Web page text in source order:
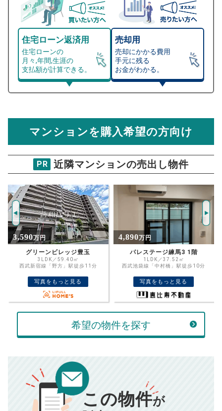
住宅ローン返済用
住宅ローンの
月々,年間,生涯の
支払額が計算できる。
売却用
売却にかかる費用
手元に残る
お金がわかる。
総支払額シミュレーション
計算できます。
物件価格
万円
ご希望の
返済期間
年
住宅ローン
金利
%
ボーナス
返済金額
万円
万円
返済シミュレーション計算結果
毎月の支払額 834
マンション売却シミュレーター
から売却にかかる諸経費が自動で算出され、手元に残る
金額がわかります。
クレストフォルム氷川台
試算条件 65㎡・3階
推定売却価格：5842
資金計画のために査定額や希望売却価
格を入力して活用するのもおすすめ◎
売却価格
万円
計算する
00万円
■仲介手数料／ 00万円
■売買契約書印紙／ 0
マンションを購入希望の方向け
PR 近隣マンションの売出し物件
4,890万円
パレステージ練馬3 1階
1LDK／37.52㎡
西武池袋線「中村橋」駅徒歩10分
写真をもっと見る
4,690万円
パシフィック豊玉マンション
2SLDK／65.47㎡
東京都大江戸線「新江古田」駅徒歩2分
写真をもっと見る
希望の物件を探す
この物件が